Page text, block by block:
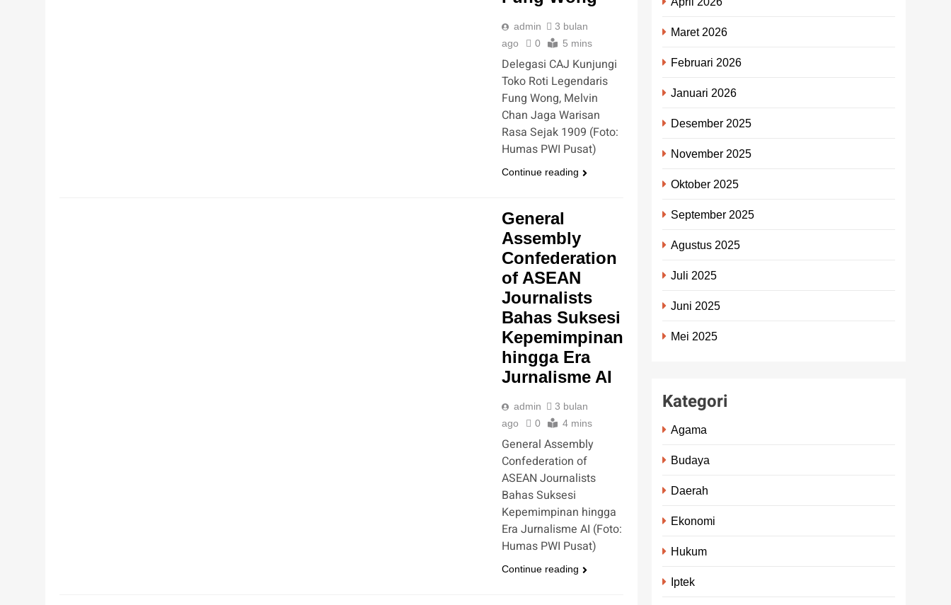
admin
3 bulan
ago
0 5 mins
Delegasi CAJ Kunjungi
Toko Roti Legendaris
Fung Wong, Melvin
Chan Jaga Warisan
Rasa Sejak 1909 (Foto:
Humas PWI Pusat)
Continue reading
General
Assembly
Confederation
of ASEAN
Journalists
Bahas Suksesi
Kepemimpinan
hingga Era
Jurnalisme AI
admin
3 bulan
ago
0 4 mins
General Assembly
Confederation of
ASEAN Journalists
Bahas Suksesi
Kepemimpinan hingga
Era Jurnalisme AI (Foto:
Humas PWI Pusat)
Continue reading
Maret 2026
Februari 2026
Januari 2026
Desember 2025
November 2025
Oktober 2025
September 2025
Agustus 2025
Juli 2025
Juni 2025
Mei 2025
Kategori
Agama
Budaya
Daerah
Ekonomi
Hukum
Iptek